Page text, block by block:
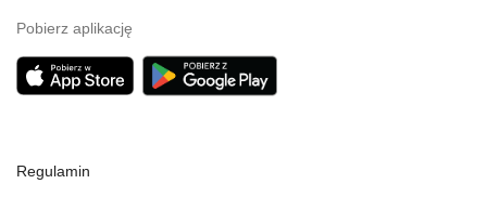
Pobierz aplikację
Regulamin